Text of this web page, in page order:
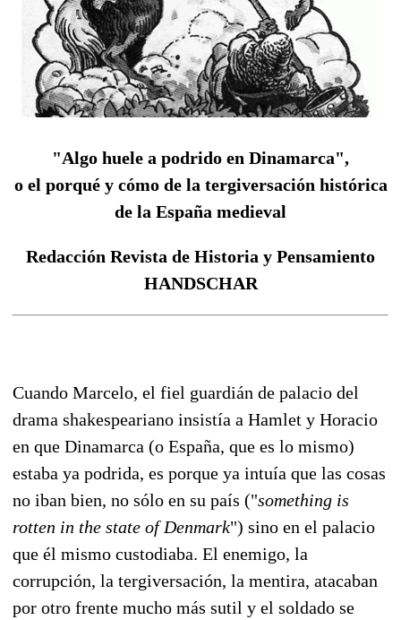
"Algo huele a podrido en Dinamarca",
o el porqué y cómo de la tergiversación histórica
de la España medieval
Redacción Revista de Historia y Pensamiento
HANDSCHAR
Cuando Marcelo, el fiel guardián de palacio del
drama shakespeariano insistía a Hamlet y Horacio
en que Dinamarca (o España, que es lo mismo)
estaba ya podrida, es porque ya intuía que las cosas
no iban bien, no sólo en su país ("something is
rotten in the state of Denmark") sino en el palacio
que él mismo custodiaba. El enemigo, la
corrupción, la tergiversación, la mentira, atacaban
por otro frente mucho más sutil y el soldado se